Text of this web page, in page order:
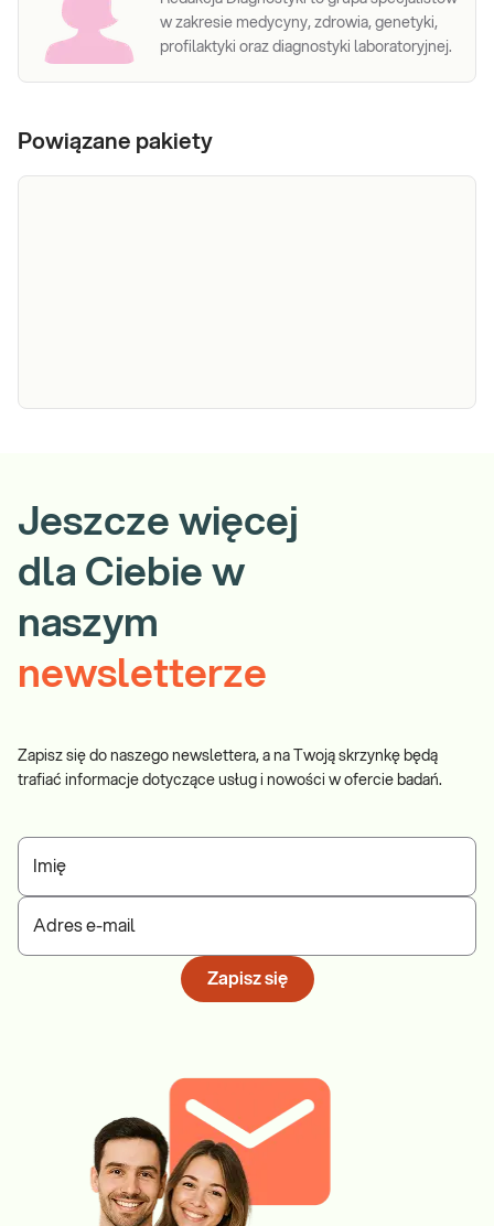
w zakresie medycyny, zdrowia, genetyki,
profilaktyki oraz diagnostyki laboratoryjnej.
Powiązane pakiety
metabolizmu i
wieku. Dane Światowej Organizacji
Zdrowia (WHO) wykazują, że u 50%
populacji w rejonie europejskim
występuje nadwaga, a u 25%
Jeszcze więcej
dla Ciebie w
naszym
newsletterze
Zapisz się do naszego newslettera, a na Twoją skrzynkę będą
trafiać informacje dotyczące usług i nowości w ofercie badań.
Imię
Adres e-mail
Zapisz się